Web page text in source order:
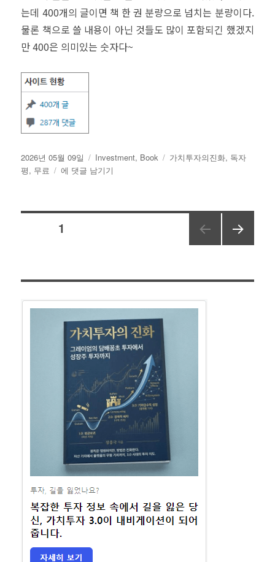
는데 400개의 글이면 책 한 권 분량으로 넘치는 분량이다.
물론 책으로 쓸 내용이 아닌 것들도 많이 포함되긴 했겠지
만 400은 의미있는 숫자다~
작
성
2026년 05월 09일
카
테
Investment, Book
태
가치투자의진화, 독자
평, 무료
책
료
제
지
만
지
금
곱
에
내
드
렸
다
에 댓글 남기기
이
페이지1